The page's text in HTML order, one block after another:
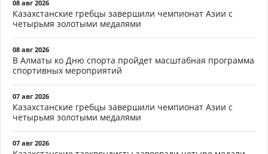
08 авг 2026
Казахстанские гребцы завершили чемпионат Азии с
четырьмя золотыми медалями
08 авг 2026
В Алматы ко Дню спорта пройдет масштабная программа
спортивных мероприятий
07 авг 2026
Казахстанские гребцы завершили чемпионат Азии с
четырьмя золотыми медалями
07 авг 2026